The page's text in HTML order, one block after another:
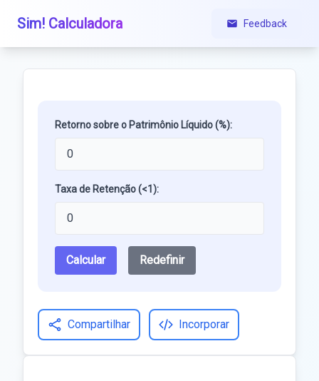
Sim! Calculadora Feedback
Retorno sobre o Patrimônio Líquido (%):
Taxa de Retenção (<1):
Calcular Redefinir
Compartilhar Incorporar